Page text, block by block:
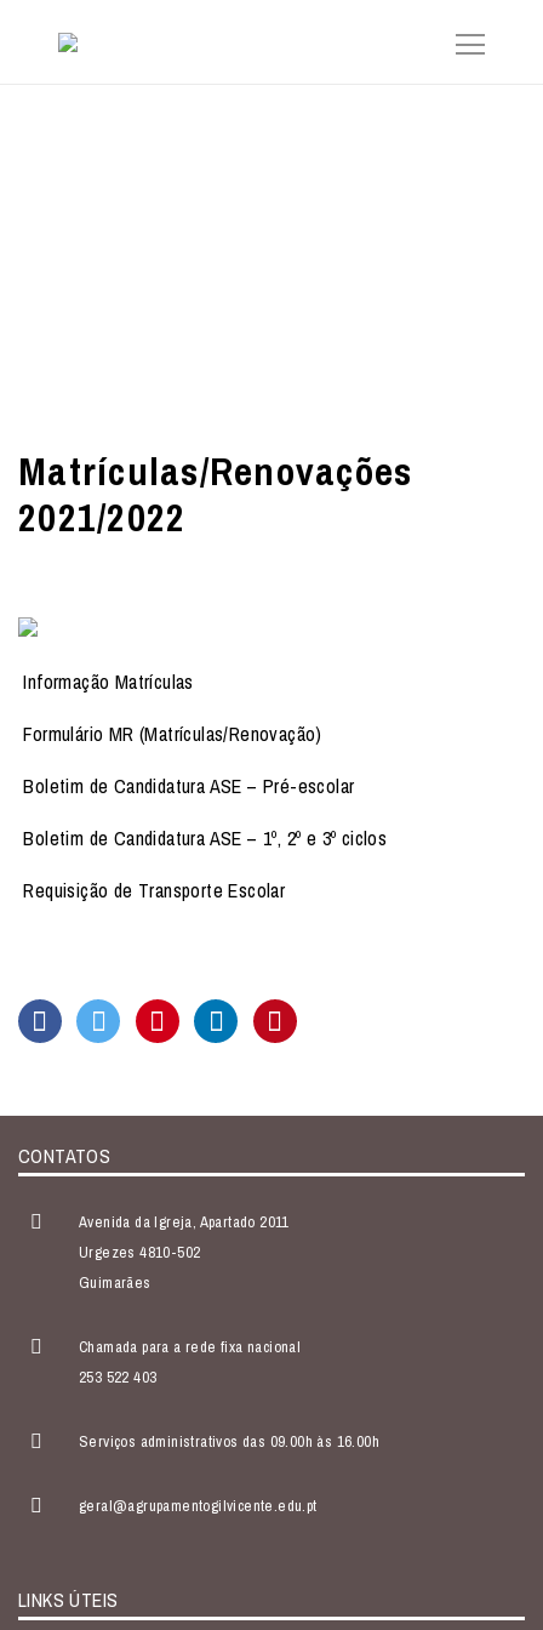
Matrículas/Renovações
2021/2022
Informação Matrículas
Formulário MR (Matrículas/Renovação)
Boletim de Candidatura ASE – Pré-escolar
Boletim de Candidatura ASE – 1º, 2º e 3º ciclos
Requisição de Transporte Escolar
CONTATOS
Avenida da Igreja, Apartado 2011
Urgezes 4810-502
Guimarães
Chamada para a rede fixa nacional
253 522 403
Serviços administrativos das 09.00h às 16.00h
geral@agrupamentogilvicente.edu.pt
LINKS ÚTEIS